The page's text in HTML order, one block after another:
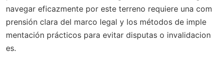
navegar eficazmente por este terreno requiere una com
prensión clara del marco legal y los métodos de imple
mentación prácticos para evitar disputas o invalidacion
es.